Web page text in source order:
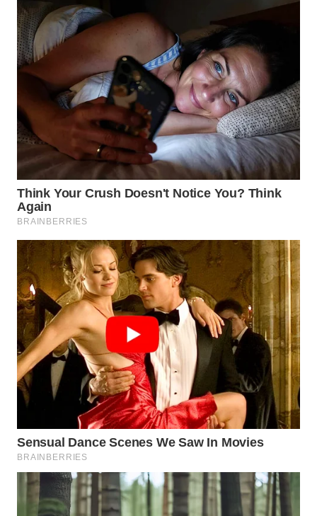
SIMALUNGUN
WN
LABUHANBATU
TAPANULI
TENGAH
WN DELI
SERDANG
WN
TINGGI
WN
PAKPAK
WN
KARAWANG
WN
BEKASI
WN
BOGOR
WN
DEPOK